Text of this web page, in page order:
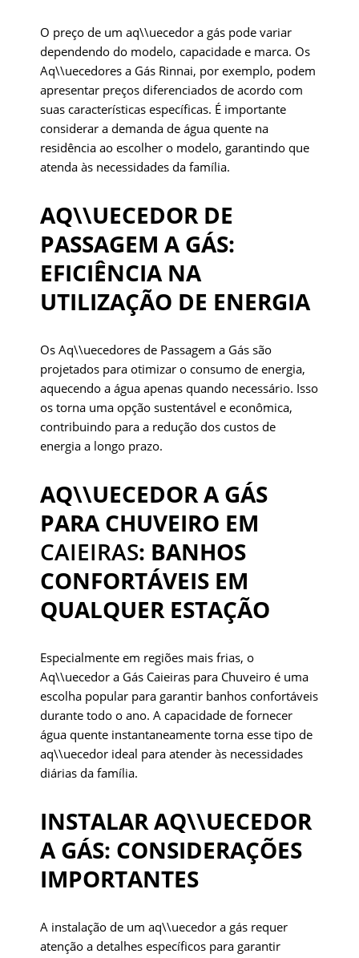
O preço de um aq\\uecedor a gás pode variar
dependendo do modelo, capacidade e marca. Os
Aq\\uecedores a Gás Rinnai, por exemplo, podem
apresentar preços diferenciados de acordo com
suas características específicas. É importante
considerar a demanda de água quente na
residência ao escolher o modelo, garantindo que
atenda às necessidades da família.
AQ\\UECEDOR DE
PASSAGEM A GÁS:
EFICIÊNCIA NA
UTILIZAÇÃO DE ENERGIA
Os Aq\\uecedores de Passagem a Gás são
projetados para otimizar o consumo de energia,
aquecendo a água apenas quando necessário. Isso
os torna uma opção sustentável e econômica,
contribuindo para a redução dos custos de
energia a longo prazo.
AQ\\UECEDOR A GÁS
PARA CHUVEIRO EM
CAIEIRAS: BANHOS
CONFORTÁVEIS EM
QUALQUER ESTAÇÃO
Especialmente em regiões mais frias, o
Aq\\uecedor a Gás Caieiras para Chuveiro é uma
escolha popular para garantir banhos confortáveis
durante todo o ano. A capacidade de fornecer
água quente instantaneamente torna esse tipo de
aq\\uecedor ideal para atender às necessidades
diárias da família.
INSTALAR AQ\\UECEDOR
A GÁS: CONSIDERAÇÕES
IMPORTANTES
A instalação de um aq\\uecedor a gás requer
atenção a detalhes específicos para garantir